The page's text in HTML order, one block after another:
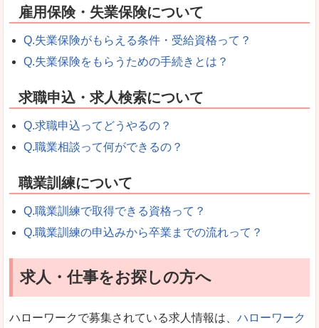
雇用保険・失業保険について
Q.失業保険がもらえる条件・受給資格って？
Q.失業保険をもらうための手続きとは？
求職申込・求人検索について
Q.求職申込ってどうやるの？
Q.職業相談って何ができるの？
職業訓練について
Q.職業訓練で取得できる資格って？
Q.職業訓練の申込みから卒業までの流れって？
求人・仕事をお探しの方へ
ハローワークで募集されている求人情報は、 ハローワーク